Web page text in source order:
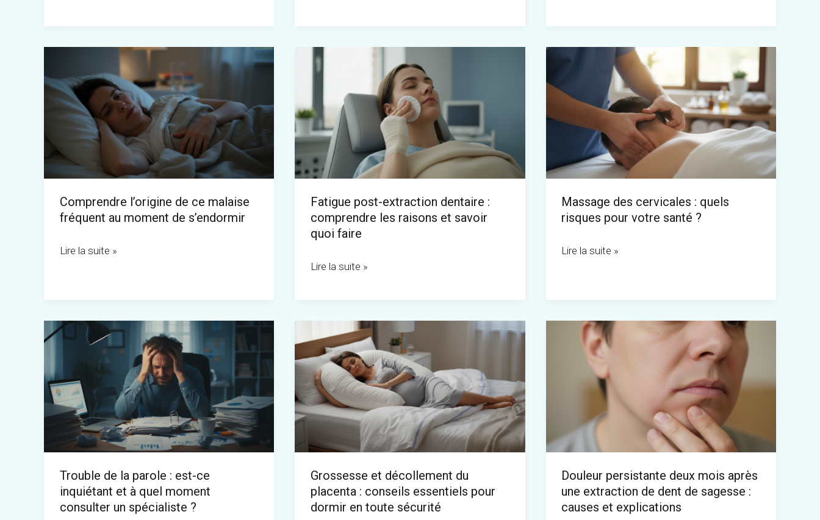
réalité
?
Comprendre l’origine de ce malaise
fréquent au moment de s’endormir
l’origine
de
ce
malaise
fréquent
au
de
s’endormir
Lire la suite »
Fatigue post-extraction dentaire :
comprendre les raisons et savoir
quoi faire
Fatigue
post-
extraction
dentaire
:
comprendre
les
et
savoir
faire
Lire la suite »
Massage des cervicales : quels
risques pour votre santé ?
Massage
cervicales
quels
risques
pour
santé
?
Lire la suite »
Trouble de la parole : est-ce
inquiétant et à quel moment
consulter un spécialiste ?
Trouble
parole
:
est-
et
à
Grossesse et décollement du
placenta : conseils essentiels pour
dormir en toute sécurité
Grossesse
décollement
du
placenta
:
conseils
pour
dormir
Douleur persistante deux mois après
une extraction de dent de sagesse :
causes et explications
Douleur
persistante
extraction
dent
de